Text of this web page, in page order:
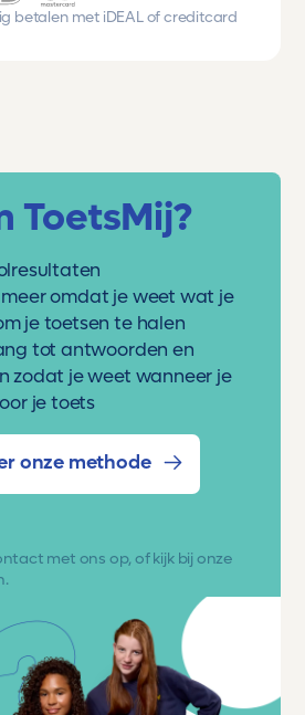
betalen met iDEAL of creditcard
ToetsMij?
meer omdat je weet wat je
je toetsen te halen
tot antwoorden en
zodat je weet wanneer je
je toets
onze methode
met ons op, of kijk bij onze